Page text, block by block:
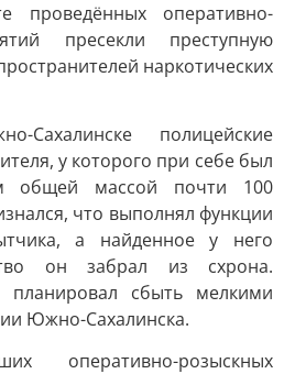
проведённых оперативно-
пресекли преступную
наркотических
полицейские
у которого при себе был
общей массой почти 100
что выполнял функции
а найденное у него
он забрал из схрона.
сбыть мелкими
Южно-Сахалинска.
оперативно-розыскных